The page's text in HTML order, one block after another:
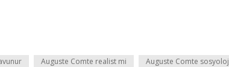
Auguste Comte realist mi Auguste Comte